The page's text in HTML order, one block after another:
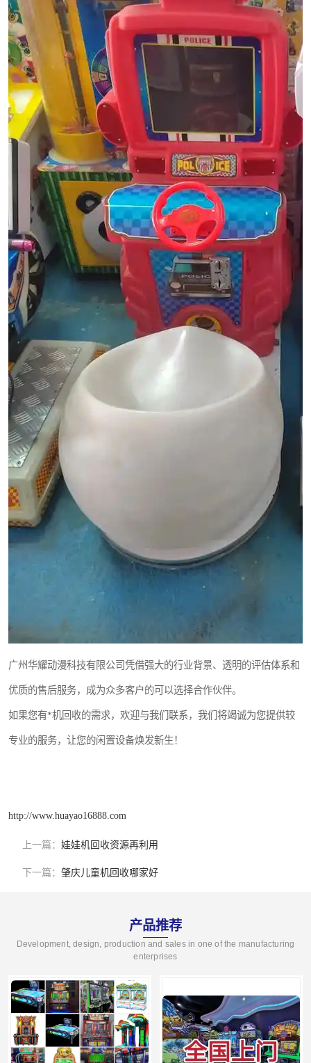
广州华耀动漫科技有限公司凭借强大的行业背景、透明的评估体系和
优质的售后服务，成为众多客户的可以选择合作伙伴。
如果您有*机回收的需求，欢迎与我们联系，我们将竭诚为您提供较
专业的服务，让您的闲置设备焕发新生！
http://www.huayao16888.com
上一篇： 娃娃机回收资源再利用
下一篇： 肇庆儿童机回收哪家好
产品推荐
Development, design, production and sales in one of the manufacturing
enterprises